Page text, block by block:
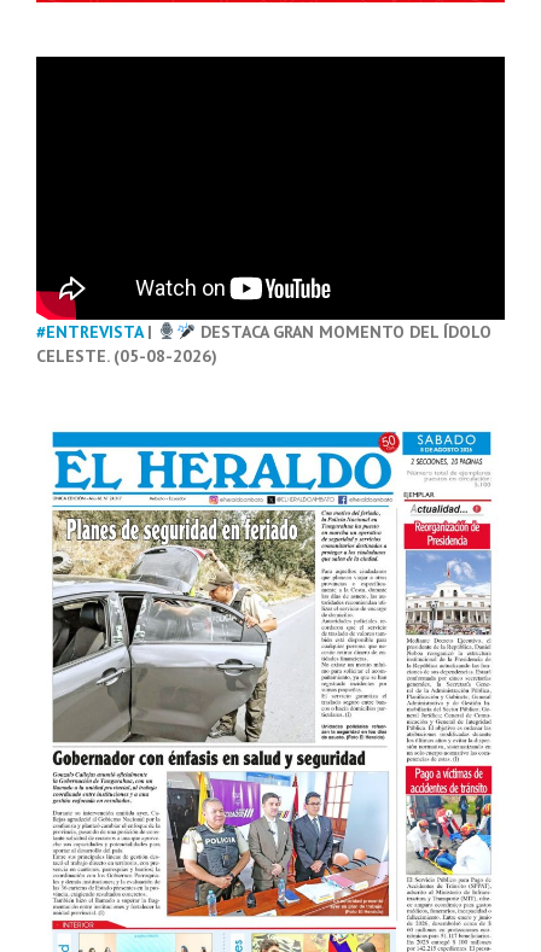
#ENTREVISTA|
DESTACA GRAN MOMENTO DEL ÍDOLO
CELESTE. (05-08-2026)